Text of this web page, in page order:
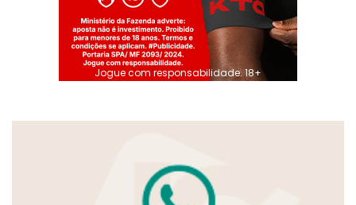
Jogue com responsabilidade. 18+